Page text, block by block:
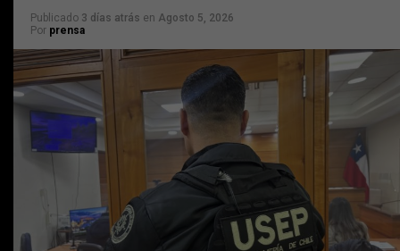
Publicado 3 días atrás en Agosto 5, 2026
Por prensa